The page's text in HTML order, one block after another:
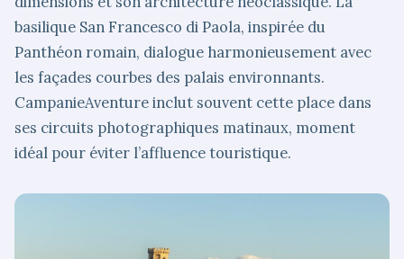
basilique San Francesco di Paola, inspirée du
Panthéon romain, dialogue harmonieusement avec
les façades courbes des palais environnants.
CampanieAventure inclut souvent cette place dans
ses circuits photographiques matinaux, moment
idéal pour éviter l’affluence touristique.